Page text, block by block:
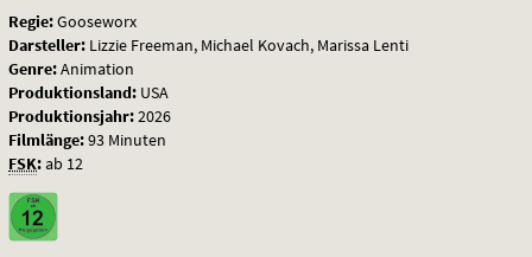
Regie:Gooseworx
Darsteller: Lizzie Freeman, Michael Kovach, Marissa Lenti
Genre:Animation
Produktionsland: USA
Produktionsjahr:2026
Filmlänge:93 Minuten
FSK:ab 12